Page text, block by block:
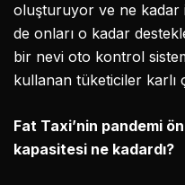
oluşturuyor ve ne kadar
de onları o kadar
bir nevi oto kontrol
kullanan tüketiciler karlı
Fat Taxi’nin pandemi
kapasitesi ne kadardı?